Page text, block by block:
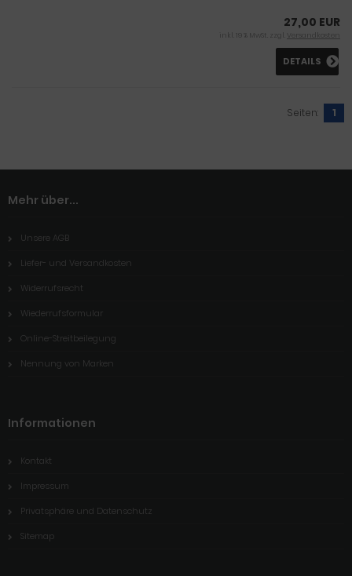
27,00 EUR
inkl. 19 % MwSt. zzgl. Versandkosten
DETAILS
Seiten: 1
Mehr über...
Unsere AGB
Liefer- und Versandkosten
Widerrufsrecht
Wiederrufsformular
Online-Streitbeilegung
Nennung von Marken
Informationen
Kontakt
Impressum
Privatsphäre und Datenschutz
Sitemap